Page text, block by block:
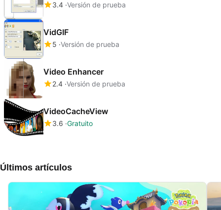
3.4 Versión de prueba
VidGIF
5 Versión de prueba
Video Enhancer
2.4 Versión de prueba
VideoCacheView
3.6 Gratuito
Últimos artículos